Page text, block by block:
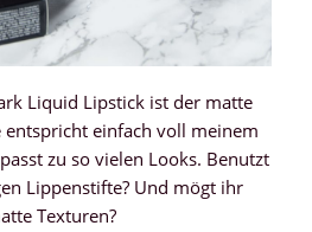
Liquid Lipstick ist der matte
entspricht einfach voll meinem
zu so vielen Looks. Benutzt
Lippenstifte? Und mögt ihr
Texturen?